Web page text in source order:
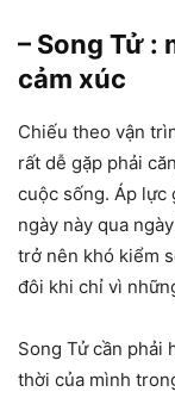
– Song Tử :
cảm xúc
Chiếu theo vận
rất dễ gặp phải
cuộc sống. Áp lực
ngày này qua
trở nên khó kiểm
đôi khi chỉ vì
Song Tử cần phải
thời của mình